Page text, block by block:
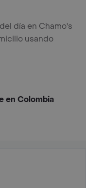
día en Chamo's
usando
en Colombia